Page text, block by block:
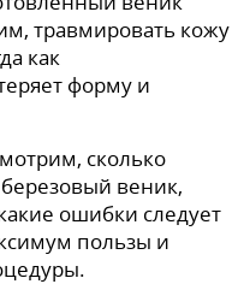
травмировать кожу
как
форму и
сколько
веник,
ошибки следует
пользы и